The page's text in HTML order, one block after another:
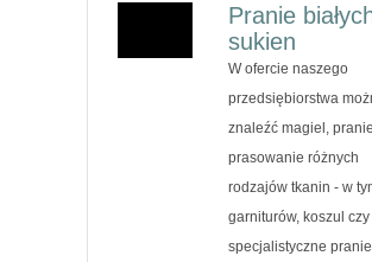
Pranie
sukien
W ofercie naszego
przedsiębiorstwa
znaleźć magiel,
prasowanie różnych
rodzajów tkanin - w
garniturów, koszul czy
specjalistyczne pranie